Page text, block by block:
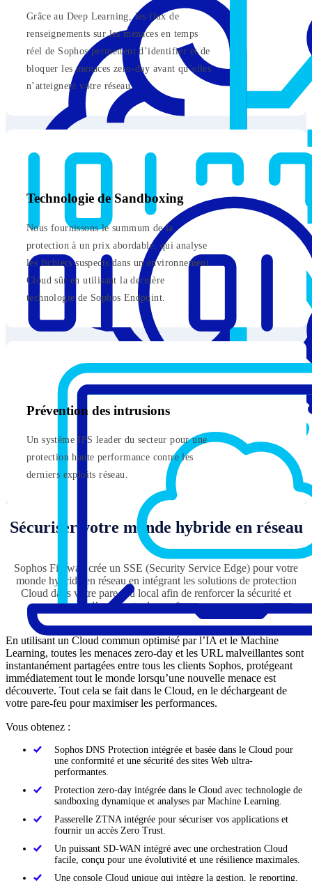
Grâce au Deep Learning, les flux de
renseignements sur les menaces en temps
réel de Sophos permettent d’identifier et de
bloquer les menaces zero-day avant qu’elles
n’atteignent votre réseau.
Technologie de Sandboxing
Nous fournissons le summum de la
protection à un prix abordable, qui analyse
les fichiers suspects dans un environnement
Cloud sûr en utilisant la dernière
technologie de Sophos Endpoint.
Prévention des intrusions
Un système IPS leader du secteur pour une
protection haute performance contre les
derniers exploits réseau.
Sécuriser votre monde hybride en réseau
Sophos Firewall crée un SSE (Security Service Edge) pour votre
monde hybride en réseau en intégrant les solutions de protection
Cloud dans votre pare-feu local afin de renforcer la sécurité et
d’augmenter les performances.
En utilisant un Cloud commun optimisé par l’IA et le Machine
Learning, toutes les menaces zero-day et les URL malveillantes sont
instantanément partagées entre tous les clients Sophos, protégeant
immédiatement tout le monde lorsqu’une nouvelle menace est
découverte. Tout cela se fait dans le Cloud, en le déchargeant de
votre pare-feu pour maximiser les performances.
Vous obtenez :
Sophos DNS Protection intégrée et basée dans le Cloud pour
une conformité et une sécurité des sites Web ultra-
performantes.
Protection zero-day intégrée dans le Cloud avec technologie de
sandboxing dynamique et analyses par Machine Learning.
Passerelle ZTNA intégrée pour sécuriser vos applications et
fournir un accès Zero Trust.
Un puissant SD-WAN intégré avec une orchestration Cloud
facile, conçu pour une évolutivité et une résilience maximales.
Une console Cloud unique qui intègre la gestion, le reporting,